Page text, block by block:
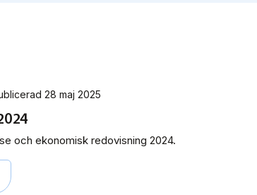
28 maj 2025
och ekonomisk redovisning 2024.